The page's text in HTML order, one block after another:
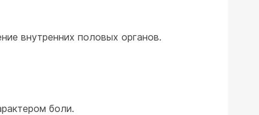
внутренних половых органов.
боли.